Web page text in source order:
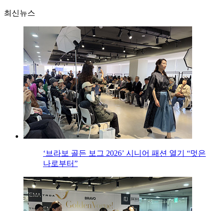
최신뉴스
‘브라보 골든 보그 2026’ 시니어 패션 열기 “멋은
나로부터”